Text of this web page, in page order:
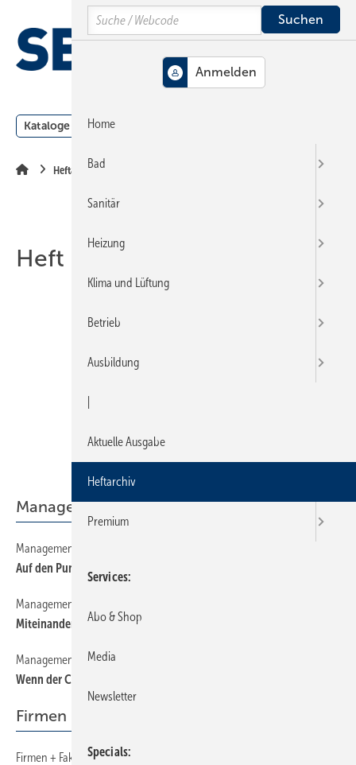
Hauptinhalt
Hauptmenü
SiteSearch
Kataloge Meldungen
Heftarchiv
Heft 24-2006
Management
Management
Auf den Punkt gebracht
Management
Miteinander reden hilft Kosten sparen
Management
Wenn der Chef den Hof fegt …
Firmen + Fakten
Firmen + Fakten
Search
Home
Bad
Sanitär
Heizung
Klima und Lüftung
Betrieb
Ausbildung
Aktuelle Ausgabe
Heftarchiv
Premium
Services
Abo & Shop
Media
Newsletter
Specials